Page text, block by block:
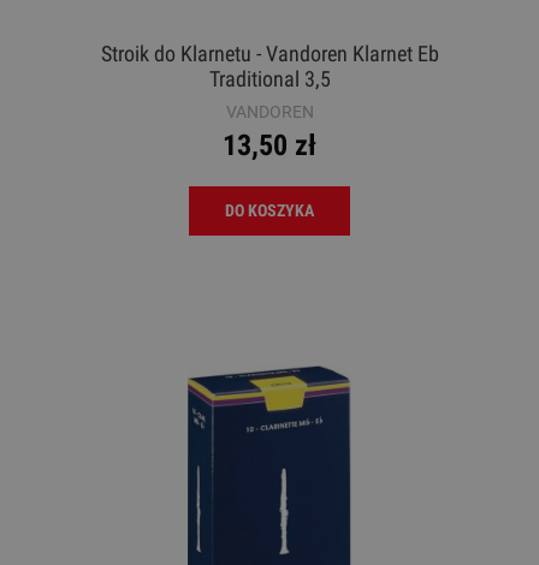
Stroik do Klarnetu - Vandoren Klarnet Eb
Traditional 3,5
VANDOREN
13,50 zł
DO KOSZYKA